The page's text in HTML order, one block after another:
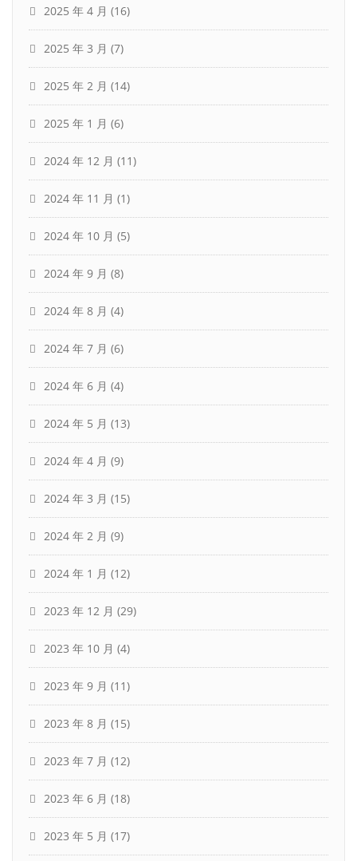
2025 年 4 月 (16)
2025 年 3 月 (7)
2025 年 2 月 (14)
2025 年 1 月 (6)
2024 年 12 月 (11)
2024 年 11 月 (1)
2024 年 10 月 (5)
2024 年 9 月 (8)
2024 年 8 月 (4)
2024 年 7 月 (6)
2024 年 6 月 (4)
2024 年 5 月 (13)
2024 年 4 月 (9)
2024 年 3 月 (15)
2024 年 2 月 (9)
2024 年 1 月 (12)
2023 年 12 月 (29)
2023 年 10 月 (4)
2023 年 9 月 (11)
2023 年 8 月 (15)
2023 年 7 月 (12)
2023 年 6 月 (18)
2023 年 5 月 (17)